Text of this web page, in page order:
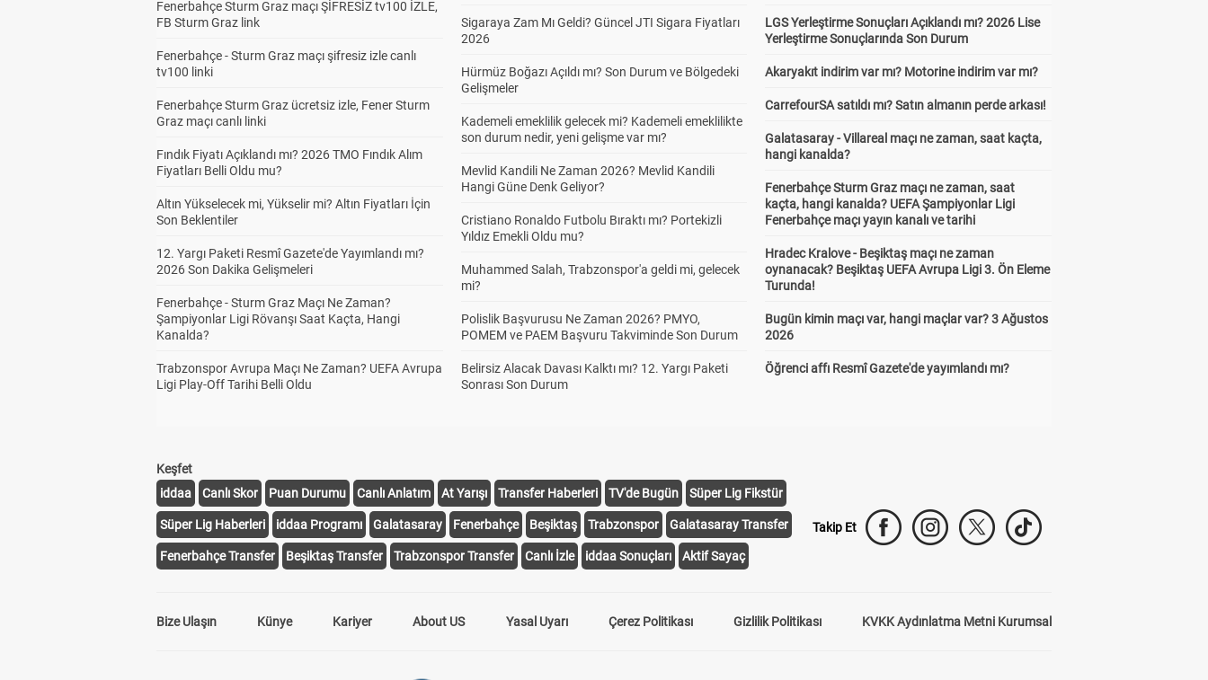
Fenerbahçe Sturm Graz maçı ŞİFRESİZ tv100 İZLE,
FB Sturm Graz link
Fenerbahçe - Sturm Graz maçı şifresiz izle canlı
tv100 linki
Fenerbahçe Sturm Graz ücretsiz izle, Fener Sturm
Graz maçı canlı linki
Fındık Fiyatı Açıklandı mı? 2026 TMO Fındık Alım
Fiyatları Belli Oldu mu?
Altın Yükselecek mi, Yükselir mi? Altın Fiyatları İçin
Son Beklentiler
12. Yargı Paketi Resmî Gazete'de Yayımlandı mı?
2026 Son Dakika Gelişmeleri
Fenerbahçe - Sturm Graz Maçı Ne Zaman?
Şampiyonlar Ligi Rövanşı Saat Kaçta, Hangi
Kanalda?
Trabzonspor Avrupa Maçı Ne Zaman? UEFA Avrupa
Ligi Play-Off Tarihi Belli Oldu
Sigaraya Zam Mı Geldi? Güncel JTI Sigara Fiyatları
2026
Hürmüz Boğazı Açıldı mı? Son Durum ve Bölgedeki
Gelişmeler
Kademeli emeklilik gelecek mi? Kademeli emeklilikte
son durum nedir, yeni gelişme var mı?
Mevlid Kandili Ne Zaman 2026? Mevlid Kandili
Hangi Güne Denk Geliyor?
Cristiano Ronaldo Futbolu Bıraktı mı? Portekizli
Yıldız Emekli Oldu mu?
Muhammed Salah, Trabzonspor'a geldi mi, gelecek
mi?
Polislik Başvurusu Ne Zaman 2026? PMYO,
POMEM ve PAEM Başvuru Takviminde Son Durum
Belirsiz Alacak Davası Kalktı mı? 12. Yargı Paketi
Sonrası Son Durum
LGS Yerleştirme Sonuçları Açıklandı mı? 2026 Lise
Yerleştirme Sonuçlarında Son Durum
Akaryakıt indirim var mı? Motorine indirim var mı?
CarrefourSA satıldı mı? Satın almanın perde arkası!
Galatasaray - Villareal maçı ne zaman, saat kaçta,
hangi kanalda?
Fenerbahçe Sturm Graz maçı ne zaman, saat
kaçta, hangi kanalda? UEFA Şampiyonlar Ligi
Fenerbahçe maçı yayın kanalı ve tarihi
Hradec Kralove - Beşiktaş maçı ne zaman
oynanacak? Beşiktaş UEFA Avrupa Ligi 3. Ön Eleme
Turunda!
Bugün kimin maçı var, hangi maçlar var? 3 Ağustos
2026
Öğrenci affı Resmî Gazete'de yayımlandı mı?
Keşfet
iddaa
Canlı Skor Puan Durumu Canlı Anlatım At Yarışı Transfer Haberleri TV'de Bugün Süper Lig Fikstür
Süper Lig Haberleri iddaa Programı Galatasaray Fenerbahçe Beşiktaş Trabzonspor Galatasaray Transfer
Fenerbahçe Transfer Beşiktaş Transfer Trabzonspor Transfer Canlı İzle iddaa Sonuçları Aktif Sayaç
Takip Et
Bize Ulaşın Künye Kariyer About US Yasal Uyarı Çerez Politikası Gizlilik Politikası KVKK Aydınlatma Metni Kurumsal